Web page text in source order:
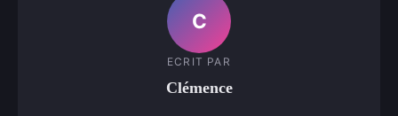
C
ECRIT PAR
Clémence